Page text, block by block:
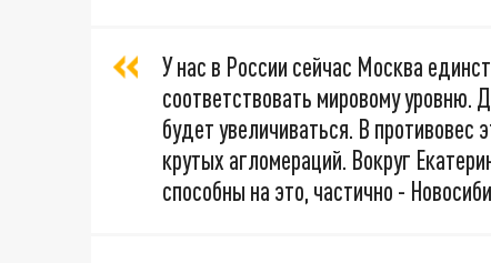
У нас в России сейчас Москва
соответствовать мировому
будет увеличиваться. В противовес
крутых агломераций. Вокруг
способны на это, частично -